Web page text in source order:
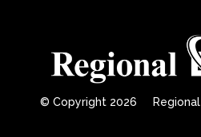
© Copyright 2026 Regional